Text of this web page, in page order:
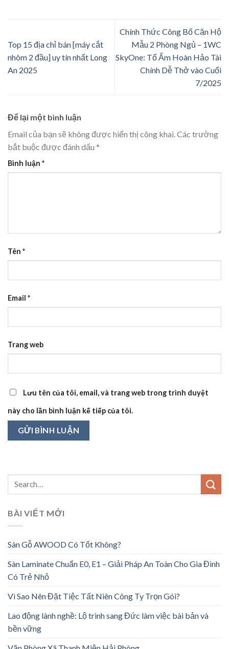
Top 15 địa chỉ bán [máy cắt
nhôm 2 đầu] uy tín nhất Long
An 2025
Chính Thức Công Bố Căn Hộ
Mẫu 2 Phòng Ngủ – 1WC
SkyOne: Tổ Ấm Hoàn Hảo Tài
Chính Dễ Thở vào Cuối
7/2025
Để lại một bình luận
Email của bạn sẽ không được hiển thị công khai.Các trường
bắt buộc được đánh dấu *
Bình luận *
Tên *
Email *
Trang web
Lưu tên của tôi, email, và trang web trong trình duyệt
này cho lần bình luận kế tiếp của tôi.
BÀI VIẾT MỚI
Sàn Gỗ AWOOD Có Tốt Không?
Sàn Laminate Chuẩn E0, E1 – Giải Pháp An Toàn Cho Gia Đình
Có Trẻ Nhỏ
Vì Sao Nên Đặt Tiệc Tất Niên Công Ty Trọn Gói?
Lao động lành nghề: Lộ trình sang Đức làm việc bài bản và
bền vững